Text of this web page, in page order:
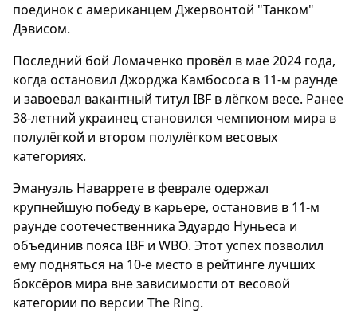
поединок с американцем Джервонтой "Танком"
Дэвисом.
Последний бой Ломаченко провёл в мае 2024 года,
когда остановил Джорджа Камбососа в 11-м раунде
и завоевал вакантный титул IBF в лёгком весе. Ранее
38-летний украинец становился чемпионом мира в
полулёгкой и втором полулёгком весовых
категориях.
Эмануэль Наваррете в феврале одержал
крупнейшую победу в карьере, остановив в 11-м
раунде соотечественника Эдуардо Нуньеса и
объединив пояса IBF и WBO. Этот успех позволил
ему подняться на 10-е место в рейтинге лучших
боксёров мира вне зависимости от весовой
категории по версии The Ring.